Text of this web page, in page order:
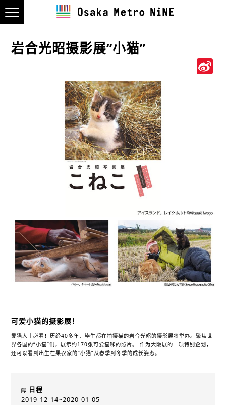
岩合光昭摄影展“小猫”
可爱小猫的摄影展！
爱猫人士必看！历经40多年、毕生都在拍摄猫的岩合光昭的摄影展将举办。聚焦世
界各国的“小猫”们，展示约170张可爱猫咪的照片。 作为大阪展的一项特别企划，
还可以看到出生在果农家的“小猫”从春季到冬季的成长姿态。
日程
2019-12-14~2020-01-05